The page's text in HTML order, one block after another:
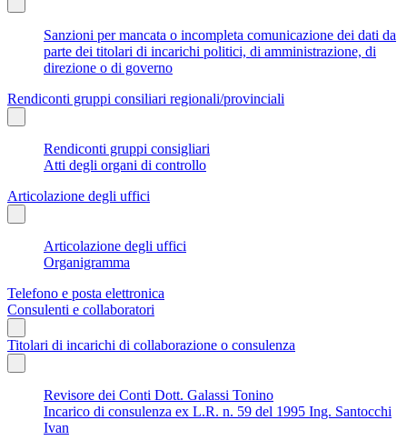
Sanzioni per mancata o incompleta comunicazione dei dati da
parte dei titolari di incarichi politici, di amministrazione, di
direzione o di governo
Rendiconti gruppi consiliari regionali/provinciali
Rendiconti gruppi consigliari
Atti degli organi di controllo
Articolazione degli uffici
Articolazione degli uffici
Organigramma
Telefono e posta elettronica
Consulenti e collaboratori
Titolari di incarichi di collaborazione o consulenza
Revisore dei Conti Dott. Galassi Tonino
Incarico di consulenza ex L.R. n. 59 del 1995 Ing. Santocchi
Ivan